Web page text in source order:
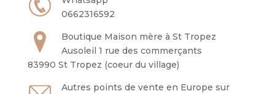
0662316592
Boutique Maison mère à St Tropez
Ausoleil 1 rue des commerçants
83990 St Tropez (coeur du village)
Autres points de vente en Europe sur